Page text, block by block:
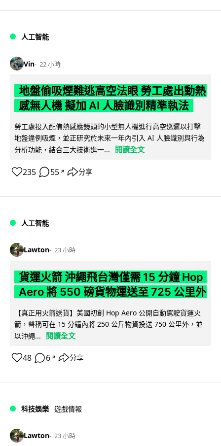
人工智能
Vin 22 小時
地盤偷吸煙難逃高空法眼 勞工處出動熱
感無人機 擬加 AI 人臉識別精準執法
勞工處投入配備熱感應鏡頭的小型無人機進行高空巡邏以打擊
地盤違例吸煙，並正研究於未來一年內引入 AI 人臉識別與行為
分析功能，結合三大技術進一...
閱讀全文
235 55 ↗ 分享
人工智能
Lawton 23 小時
貨運火箭 沖繩飛台灣僅需 15 分鐘 Hop
Aero 將 550 磅貨物運送至 725 公里外
【真正用火箭送貨】美國初創 Hop Aero 公開自動駕駛貨運火
箭，聲稱可在 15 分鐘內將 250 公斤物資投送 750 公里外，並
以沖繩...
閱讀全文
48 6 ↗ 分享
科技娛樂 遊戲情報
Lawton 23 小時